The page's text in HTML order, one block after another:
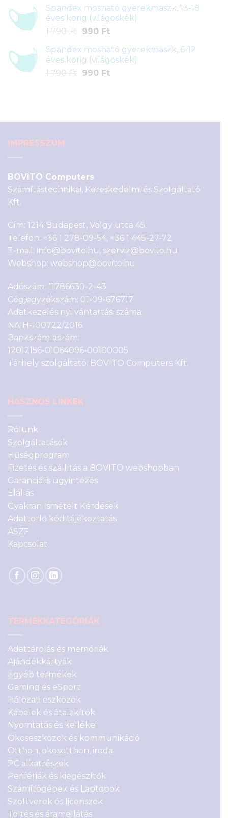
1
790 Ft.
990 Ft.
Spandex mosható gyerekmaszk, 13-18
éves korig (világoskék)
1 790 Ft
Original
was:
1
790 Ft.
990 FtCurrent
is:
990 Ft.
Spandex mosható gyerekmaszk, 6-12
éves korig (világoskék)
1 790 Ft
Original
990 FtCurrent
IMPRESSZUM
BOVITO Computers
Számítástechnikai, Kereskedelmi és Szolgáltató
Kft.
Cím: 1214 Budapest, Völgy utca 45.
Telefon: +36 1 278-09-54, +36 1 445-27-72
E-mail: info@bovito.hu, szerviz@bovito.hu
Webshop: webshop@bovito.hu
Adószám: 11786630-2-43
Cégjegyzékszám: 01-09-676717
Adatkezelés nyilvántartási száma:
NAIH-100722/2016.
Bankszámlaszám:
12012156-01064096-00100005
Tárhely szolgáltató: BOVITO Computers Kft.
HASZNOS LINKEK
Rólunk
Szolgáltatások
Hűségprogram
Fizetés és szállítás a BOVITO webshopban
Garanciális ügyintézés
Elállás
Gyakran Ismételt Kérdések
Adattörlő kód tájékoztatás
ÁSZF
Kapcsolat
TERMÉKKATEGÓRIÁK
Adattárolás és memóriák
Ajándékkártyák
Egyéb termékek
Gaming és eSport
Hálózati eszközök
Kábelek és átalakítók
Nyomtatás és kellékei
Okoseszközök és kommunikáció
Otthon, okosotthon, iroda
PC alkatrészek
Perifériák és kiegészítők
Számítógépek és Laptopok
Szoftverek és licenszek
Töltés és áramellátás